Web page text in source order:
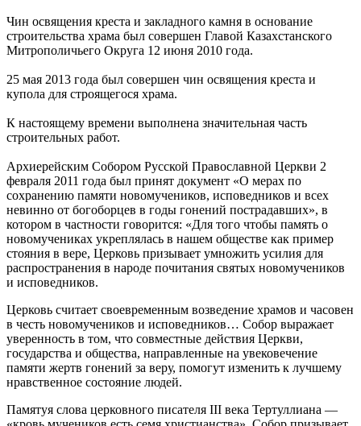
Чин освящения креста и закладного камня в основание
строительства храма был совершен Главой Казахстанского
Митрополичьего Округа 12 июня 2010 года.
25 мая 2013 года был совершен чин освящения креста и
купола для строящегося храма.
К настоящему времени выполнена значительная часть
строительных работ.
Архиерейским Собором Русской Православной Церкви 2
февраля 2011 года был принят документ «О мерах по
сохранению памяти новомучеников, исповедников и всех
невинно от богоборцев в годы гонений пострадавших», в
котором в частности говорится: «Для того чтобы память о
новомучениках укреплялась в нашем обществе как пример
стояния в вере, Церковь призывает умножить усилия для
распространения в народе почитания святых новомучеников
и исповедников.
Церковь считает своевременным возведение храмов и часовен
в честь новомучеников и исповедников… Собор выражает
уверенность в том, что совместные действия Церкви,
государства и общества, направленные на увековечение
памяти жертв гонений за веру, помогут изменить к лучшему
нравственное состояние людей.
Памятуя слова церковного писателя III века Тертуллиана —